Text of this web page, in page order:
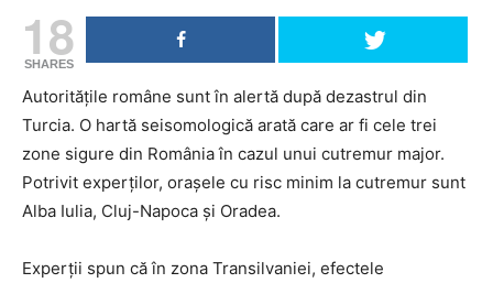
18
SHARES
Autoritățile române sunt în alertă după dezastrul din
Turcia. O hartă seisomologică arată care ar fi cele trei
zone sigure din România în cazul unui cutremur major.
Potrivit experților, orașele cu risc minim la cutremur sunt
Alba Iulia, Cluj-Napoca şi Oradea.
Experții spun că în zona Transilvaniei, efectele